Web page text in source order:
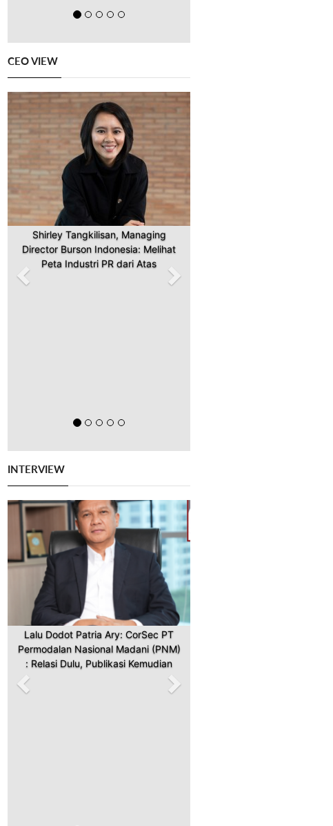
CEO VIEW
Shirley Tangkilisan, Managing
Director Burson Indonesia: Melihat
Peta Industri PR dari Atas
Previous Next
INTERVIEW
Lalu Dodot Patria Ary: CorSec PT
Permodalan Nasional Madani (PNM)
: Relasi Dulu, Publikasi Kemudian
Previous Next